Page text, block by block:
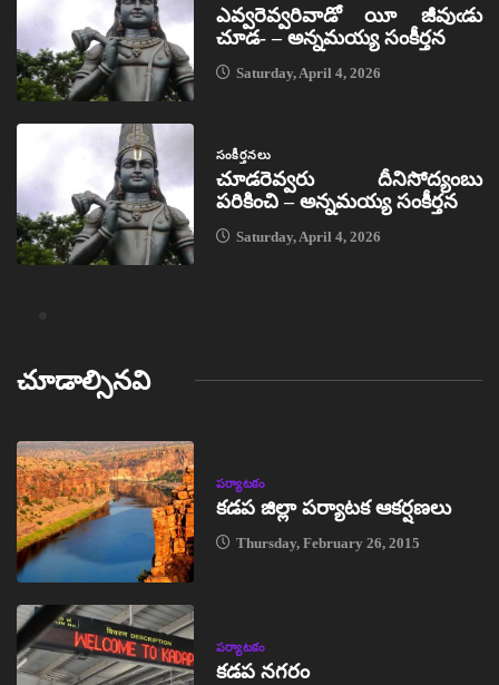
ఎవ్వరెవ్వరివాడో యీ జీవుఁడు
చూడ- – అన్నమయ్య సంకీర్తన
Saturday, April 4, 2026
సంకీర్తనలు
చూడరెవ్వరు దీనిసోద్యంబు
పరికించి – అన్నమయ్య సంకీర్తన
Saturday, April 4, 2026
చూడాల్సినవి
పర్యాటకం
కడప జిల్లా పర్యాటక ఆకర్షణలు
Thursday, February 26, 2015
పర్యాటకం
కడప నగరం